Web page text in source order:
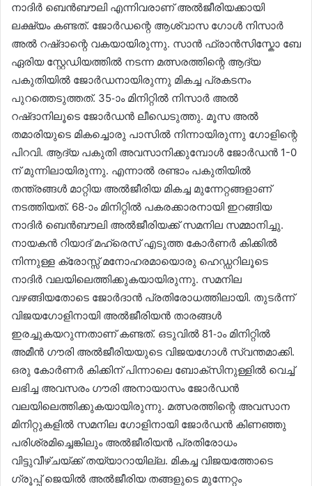
നാദിർ ബെൻബൗലി എന്നിവരാണ് അൽജീരിയക്കായി
ലക്ഷ്യം കണ്ടത്. ജോർഡന്റെ ആശ്വാസ ഗോൾ നിസാർ
അൽ റഷ്ദാന്റെ വകയായിരുന്നു. സാൻ ഫ്രാൻസിസ്കോ ബേ
ഏരിയ സ്റ്റേഡിയത്തിൽ നടന്ന മത്സരത്തിന്റെ ആദ്യ
പകുതിയിൽ ജോർഡനായിരുന്നു മികച്ച പ്രകടനം
പുറത്തെടുത്തത്. 35-ാം മിനിറ്റിൽ നിസാർ അൽ
റഷ്ദാനിലൂടെ ജോർഡൻ ലീഡെടുത്തു. മൂസ അൽ
തമാരിയുടെ മികച്ചൊരു പാസിൽ നിന്നായിരുന്നു ഗോളിന്റെ
പിറവി. ആദ്യ പകുതി അവസാനിക്കുമ്പോൾ ജോർഡൻ 1-0
ന് മുന്നിലായിരുന്നു. എന്നാൽ രണ്ടാം പകുതിയിൽ
തന്ത്രങ്ങൾ മാറ്റിയ അൽജീരിയ മികച്ച മുന്നേറ്റങ്ങളാണ്
നടത്തിയത്. 68-ാം മിനിറ്റിൽ പകരക്കാരനായി ഇറങ്ങിയ
നാദിർ ബെൻബൗലി അൽജീരിയക്ക് സമനില സമ്മാനിച്ചു.
നായകൻ റിയാദ് മഹ്രെസ് എടുത്ത കോർണർ കിക്കിൽ
നിന്നുള്ള ക്രോസ്സ് മനോഹരമായൊരു ഹെഡ്ഡറിലൂടെ
നാദിർ വലയിലെത്തിക്കുകയായിരുന്നു. സമനില
വഴങ്ങിയതോടെ ജോർദാൻ പ്രതിരോധത്തിലായി. തുടർന്ന്
വിജയഗോളിനായി അൽജീരിയൻ താരങ്ങൾ
ഇരച്ചുകയറുന്നതാണ് കണ്ടത്. ഒടുവിൽ 81-ാം മിനിറ്റിൽ
അമീൻ ഗൗരി അൽജീരിയയുടെ വിജയഗോൾ സ്വന്തമാക്കി.
ഒരു കോർണർ കിക്കിന് പിന്നാലെ ബോക്സിനുള്ളിൽ വെച്ച്
ലഭിച്ച അവസരം ഗൗരി അനായാസം ജോർ​ഡൻ
വലയിലെത്തിക്കുകയായിരുന്നു. മത്സരത്തിന്റെ അവസാന
മിനിറ്റുകളിൽ സമനില ഗോളിനായി ജോർഡൻ കിണഞ്ഞു
പരിശ്രമിച്ചെങ്കിലും അൽജീരിയൻ പ്രതിരോധം
വിട്ടുവീഴ്ചയ്ക്ക് തയ്യാറായില്ല. മികച്ച വിജയത്തോടെ
ഗ്രൂപ്പ് ജെയിൽ അൽജീരിയ തങ്ങളുടെ മുന്നേറ്റം